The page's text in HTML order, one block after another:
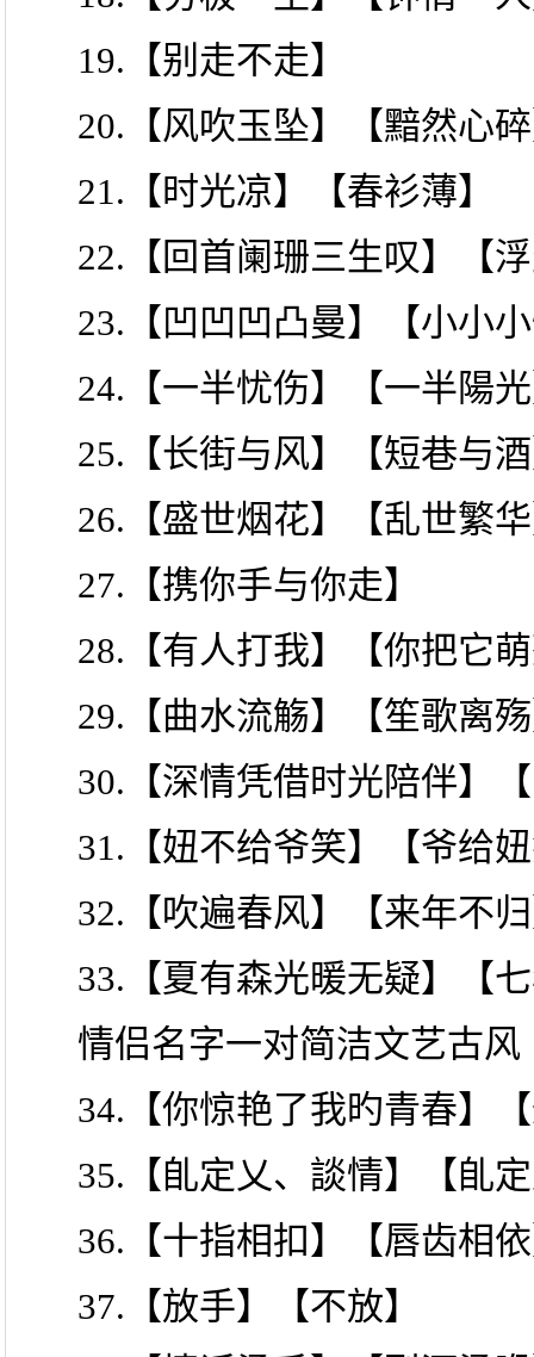
19.【别走不走】
20.【风吹玉坠】【黯然心
21.【时光凉】【春衫薄】
22.【回首阑珊三生叹】【
23.【凹凹凹凸曼】【小小
24.【一半忧伤】【一半陽
25.【长街与风】【短巷与
26.【盛世烟花】【乱世繁
27.【携你手与你走】
28.【有人打我】【你把它
29.【曲水流觞】【笙歌离
30.【深情凭借时光陪伴】
31.【妞不给爷笑】【爷给
32.【吹遍春风】【来年不
33.【夏有森光暖无疑】【
情侣名字一对简洁文艺古风
34.【你惊艳了我旳青春】
35.【臫定乂、談情】【臫
36.【十指相扣】【唇齿相
37.【放手】【不放】